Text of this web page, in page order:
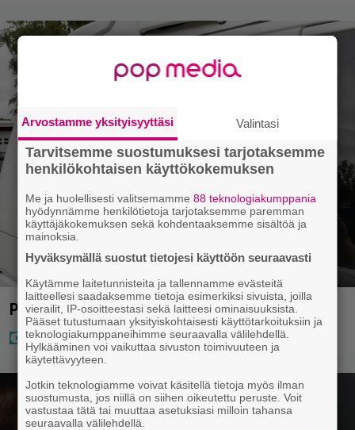
Poliisi pyytää apua Jämsässä
Arvostamme yksityisyyttäsi Valintasi
Tarvitsemme suostumuksesi tarjotaksemme
henkilökohtaisen käyttökokemuksen
Me ja huolellisesti valitsemamme88 teknologiakumppania
hyödynnämme henkilötietoja tarjotaksemme paremman
käyttäjäkokemuksen sekä kohdentaaksemme sisältöä ja
mainoksia.
Hyväksymällä suostut tietojesi käyttöön seuraavasti
Käytämme laitetunnisteita ja tallennamme evästeitä
laitteellesi saadaksemme tietoja esimerkiksi sivuista, joilla
vierailit, IP-osoitteestasi sekä laitteesi ominaisuuksista.
Pääset tutustumaan yksityiskohtaisesti käyttötarkoituksiin ja
teknologiakumppaneihimme seuraavalla välilehdellä.
Hylkääminen voi vaikuttaa sivuston toimivuuteen ja
käytettävyyteen.
Jotkin teknologiamme voivat käsitellä tietoja myös ilman
suostumusta, jos niillä on siihen oikeutettu peruste. Voit
vastustaa tätä tai muuttaa asetuksiasi milloin tahansa
seuraavalla välilehdellä.